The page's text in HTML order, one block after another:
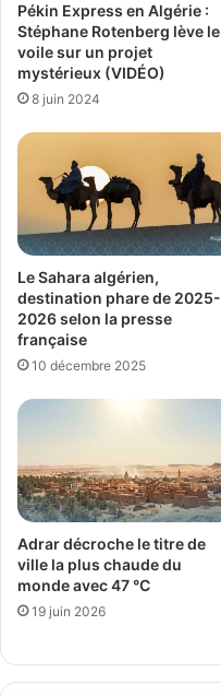
Pékin Express en Algérie :
Stéphane Rotenberg lève le
voile sur un projet
mystérieux (VIDÉO)
8 juin 2024
Le Sahara algérien,
destination phare de 2025-
2026 selon la presse
française
10 décembre 2025
Adrar décroche le titre de
ville la plus chaude du
monde avec 47 °C
19 juin 2026